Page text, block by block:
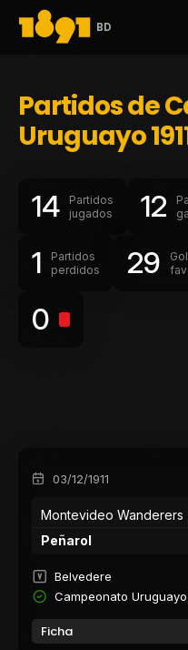
BD
Partidos de
Uruguayo
14
Partidos
jugados
12
1
Partidos
perdidos
29
0
03/12/1911
Montevideo Wanderers
Peñarol
Belvedere
Campeonato
Ficha